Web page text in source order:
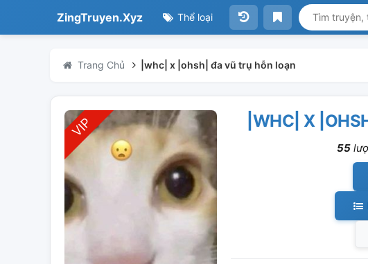
ZingTruyen.Xyz Thể loại
Trang Chủ |whc| x |ohsh| đa vũ trụ hỗn loạn
|WHC| X
55